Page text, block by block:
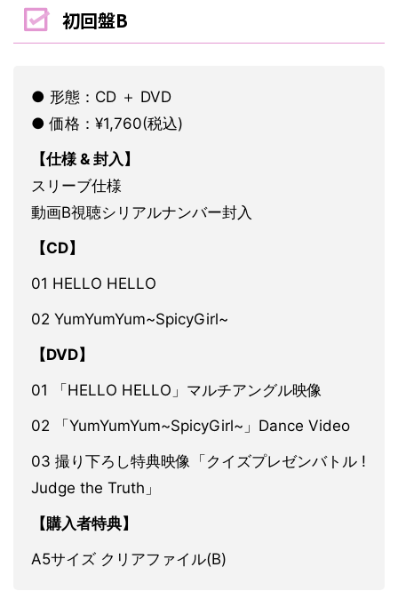
初回盤B
● 形態：CD ＋ DVD
● 価格：¥1,760(税込)
【仕様 & 封入】
スリーブ仕様
動画B視聴シリアルナンバー封入
【CD】
01 HELLO HELLO
02 YumYumYum~SpicyGirl~
【DVD】
01 「HELLO HELLO」マルチアングル映像
02 「YumYumYum~SpicyGirl~」Dance Video
03 撮り下ろし特典映像「クイズプレゼンバトル !
Judge the Truth」
【購入者特典】
A5サイズ クリアファイル(B)